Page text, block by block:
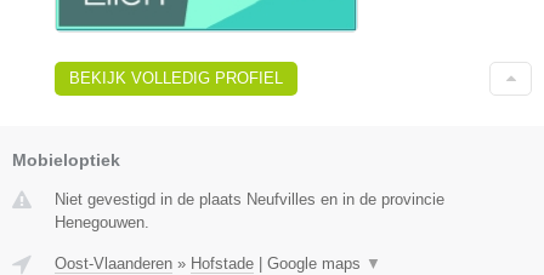
BEKIJK VOLLEDIG PROFIEL
Mobieloptiek
Niet gevestigd in de plaats Neufvilles en in de provincie
Henegouwen.
Oost-Vlaanderen » Hofstade Google maps ▼